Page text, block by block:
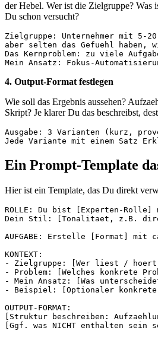
der Hebel. Wer ist die Zielgruppe? Was
Du schon versucht?
Zielgruppe: Unternehmer mit
aber selten das Gefuehl haben,
Das Kernproblem: zu viele
4. Output-Format festlegen
Wie soll das Ergebnis aussehen?
Skript? Je klarer Du das beschreibst,
Ausgabe: 3 Varianten (kurz,
Ein Prompt-Template
Hier ist ein Template, das Du direkt
ROLLE: Du bist [Experten-
Dein Stil: [Tonalitaet, z.B.
AUFGABE: Erstelle [Format] mit
KONTEXT:
- Zielgruppe: [Wer liest / hoert
- Problem: [Welches konkrete
- Mein Ansatz: [Was
- Beispiel: [Optionaler
OUTPUT-FORMAT:
[Struktur beschreiben:
[Ggf. was NICHT enthalten sein